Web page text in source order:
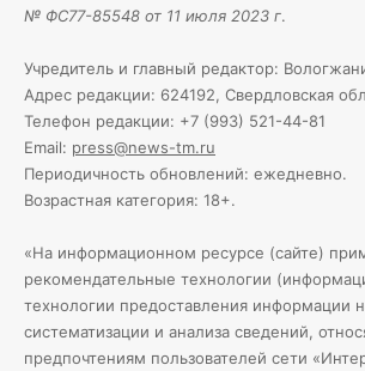
№ ФС77-85548 от 11 июля 2023 г.
Учредитель и главный редактор:
Адрес редакции: 624192, Свердловская
Телефон редакции: +7 (993) 521-44-81
Email: press@news-tm.ru
Периодичность обновлений: ежедневно.
Возрастная категория: 18+.
«На информационном ресурсе (сайте)
рекомендательные технологии
технологии предоставления информации
систематизации и анализа сведений,
предпочтениям пользователей сети